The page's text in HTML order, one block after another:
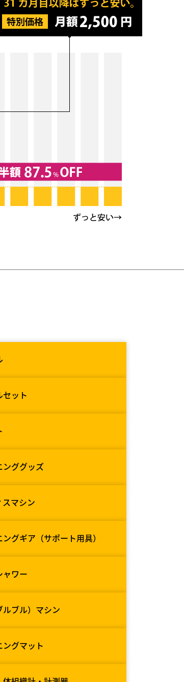
セット
ンググッズ
スマシン
ングギア（サポート用具）
ャワー
ルブル）マシン
ングマット